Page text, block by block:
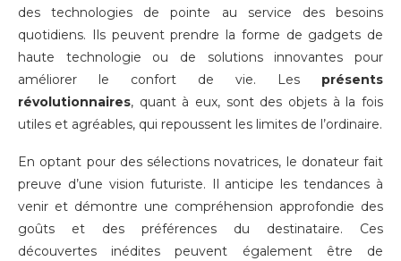
des technologies de pointe au service des besoins
quotidiens. Ils peuvent prendre la forme de gadgets de
haute technologie ou de solutions innovantes pour
améliorer le confort de vie. Les présents
révolutionnaires, quant à eux, sont des objets à la fois
utiles et agréables, qui repoussent les limites de l’ordinaire.
En optant pour des sélections novatrices, le donateur fait
preuve d’une vision futuriste. Il anticipe les tendances à
venir et démontre une compréhension approfondie des
goûts et des préférences du destinataire. Ces
découvertes inédites peuvent également être de